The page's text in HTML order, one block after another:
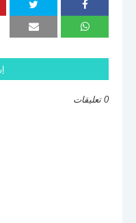
0 تعليقات